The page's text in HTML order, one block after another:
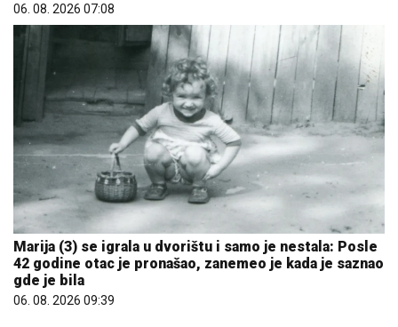
06. 08. 2026 07:08
Marija (3) se igrala u dvorištu i samo je nestala: Posle
42 godine otac je pronašao, zanemeo je kada je saznao
gde je bila
06. 08. 2026 09:39